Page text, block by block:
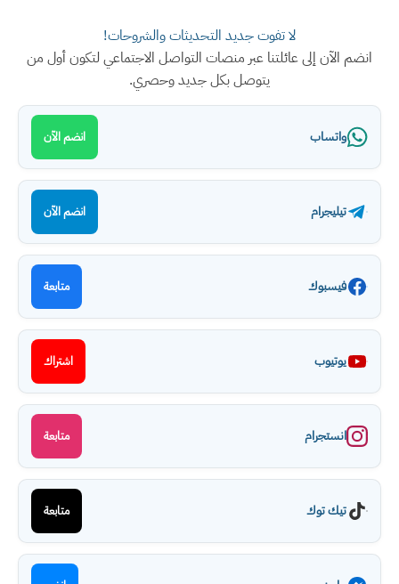
لا تفوت جديد التحديثات والشروحات!
انضم الآن إلى عائلتنا عبر منصات التواصل الاجتماعي لتكون أول من
يتوصل بكل جديد وحصري.
واتساب انضم الآن
تيليجرام انضم الآن
فيسبوك متابعة
يوتيوب اشتراك
انستجرام متابعة
تيك توك متابعة